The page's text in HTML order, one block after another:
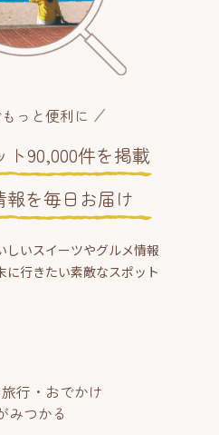
っと便利に
ト90,000件を掲載
報を毎日お届け
しいスイーツやグルメ情報
に行きたい素敵なスポット
行・おでかけ
みつかる